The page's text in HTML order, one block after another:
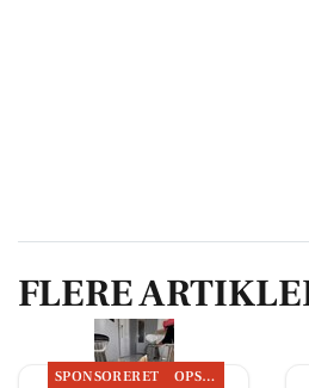
FLERE
SPONSORERET OPSLAGSTAVLEN